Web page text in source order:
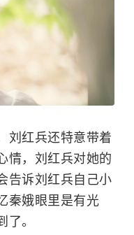
刘红兵还特意带着
情，刘红兵对她的
告诉刘红兵自己小
秦娥眼里是有光
了。